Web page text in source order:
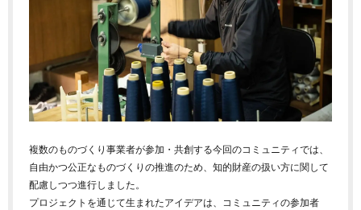
複数のものづくり事業者が参加・共創する今回のコミュニティでは、
自由かつ公正なものづくりの推進のため、知的財産の扱い方に関して
配慮しつつ進行しました。
プロジェクトを通じて生まれたアイデアは、コミュニティの参加者